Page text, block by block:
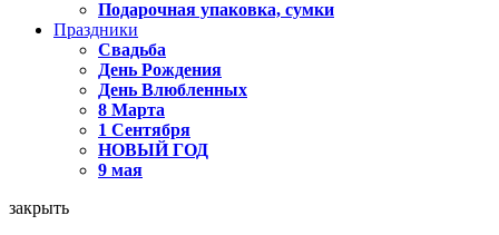
Подарочная упаковка, сумки
Праздники
Свадьба
День Рождения
День Влюбленных
8 Марта
1 Сентября
НОВЫЙ ГОД
9 мая
закрыть